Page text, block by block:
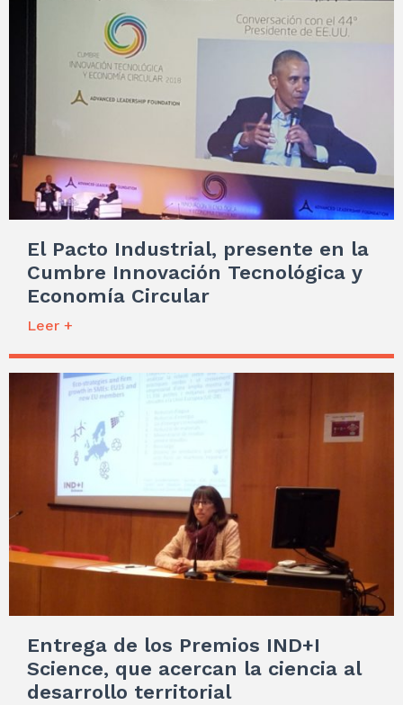
El Pacto Industrial, presente en la
Cumbre Innovación Tecnológica y
Economía Circular
Leer +
Entrega de los Premios IND+I
Science, que acercan la ciencia al
desarrollo territorial